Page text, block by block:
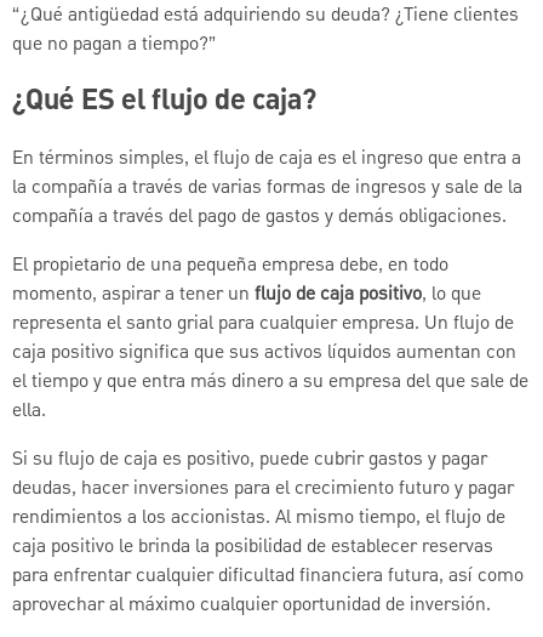
“¿Qué antigüedad está adquiriendo su deuda? ¿Tiene clientes
que no pagan a tiempo?”
¿Qué ES el flujo de caja?
En términos simples, el flujo de caja es el ingreso que entra a
la compañía a través de varias formas de ingresos y sale de la
compañía a través del pago de gastos y demás obligaciones.
El propietario de una pequeña empresa debe, en todo
momento, aspirar a tener un flujo de caja positivo, lo que
representa el santo grial para cualquier empresa. Un flujo de
caja positivo significa que sus activos líquidos aumentan con
el tiempo y que entra más dinero a su empresa del que sale de
ella.
Si su flujo de caja es positivo, puede cubrir gastos y pagar
deudas, hacer inversiones para el crecimiento futuro y pagar
rendimientos a los accionistas. Al mismo tiempo, el flujo de
caja positivo le brinda la posibilidad de establecer reservas
para enfrentar cualquier dificultad financiera futura, así como
aprovechar al máximo cualquier oportunidad de inversión.